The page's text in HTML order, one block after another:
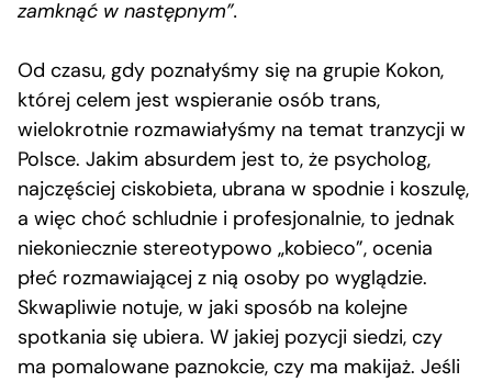
zamknąć w następnym”.
Od czasu, gdy poznałyśmy się na grupie Kokon,
której celem jest wspieranie osób trans,
wielokrotnie rozmawiałyśmy na temat tranzycji w
Polsce. Jakim absurdem jest to, że psycholog,
najczęściej ciskobieta, ubrana w spodnie i koszulę,
a więc choć schludnie i profesjonalnie, to jednak
niekoniecznie stereotypowo „kobieco”, ocenia
płeć rozmawiającej z nią osoby po wyglądzie.
Skwapliwie notuje, w jaki sposób na kolejne
spotkania się ubiera. W jakiej pozycji siedzi, czy
ma pomalowane paznokcie, czy ma makijaż. Jeśli